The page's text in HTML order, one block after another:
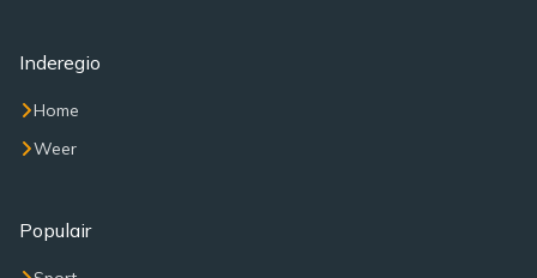
Inderegio
Home
Weer
Populair